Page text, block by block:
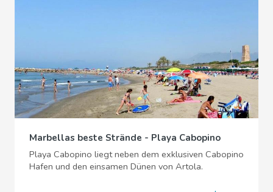
Marbellas beste Strände - Playa Cabopino
Playa Cabopino liegt neben dem exklusiven Cabopino
Hafen und den einsamen Dünen von Artola.